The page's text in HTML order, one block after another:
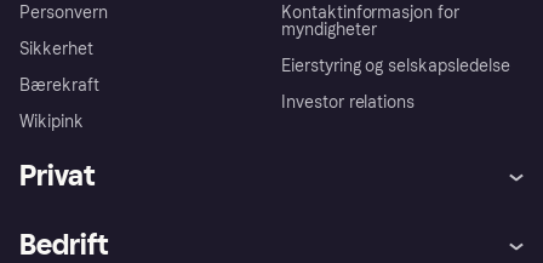
Personvern
Sikkerhet
Bærekraft
Wikipink
Kontaktinformasjon for
myndigheter
Eierstyring og selskapsledelse
Investor relations
Privat
Bedrift